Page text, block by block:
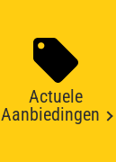
Actuele
Aanbiedingen